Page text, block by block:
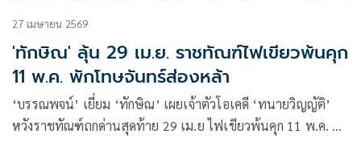
27 เมษายน 2569
'ทักษิณ' ลุ้น 29 เม.ย. ราชทัณฑ์ไฟเขียวพ้นคุก
11 พ.ค. พักโทษจันทร์ส่องหล้า
‘บรรณพจน์’ เยี่ยม ‘ทักษิณ’ เผยเจ้าตัวโอเคดี ‘ทนายวิญญัติ’
หวังราชทัณฑ์ถกด่านสุดท้าย 29 เม.ย ไฟเขียวพ้นคุก 11 พ.ค. ยัน